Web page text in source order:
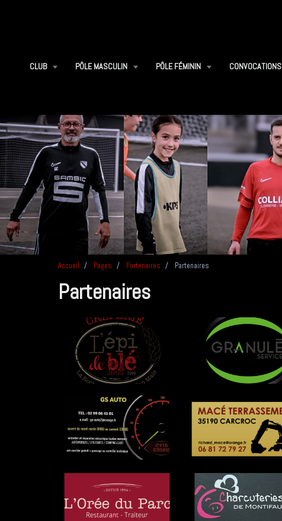
CLUB PÔLE MASCULIN PÔLE FÉMININ CONVOCATIONS
Accueil Pages Partenaires Partenaires
Partenaires